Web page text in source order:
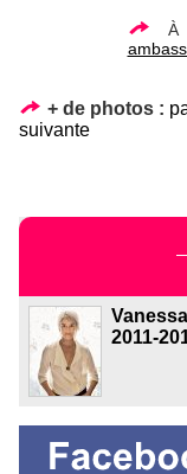
À
+ de photos :
suivante
2011-